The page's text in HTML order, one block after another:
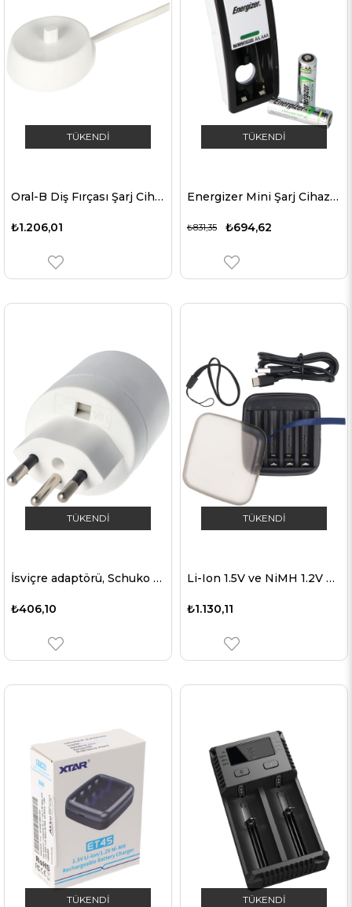
TÜKENDI
Oral-B Diş Fırçası Şarj Cihazı Professional Care 500, Professional Care 2500, PD12, D20, GeniusX, Genius 8000 İçin Uygun
₺1.206,01
TÜKENDI
Energizer Mini Şarj Cihazı, 2 AA NiMH şarj edilebilir pil, 2000mAh fişli şarj cihazı dahil
₺694,62
₺831,35
TÜKENDI
İsviçre adaptörü, Schuko kaplinden İsviçre fişine toprak iletkenli 230 volt ve 10A
₺406,10
TÜKENDI
Li-Ion 1.5V ve NiMH 1.2V piller için Xtar BC4 şarj cihazı AA AAA
₺1.130,11
TÜKENDI TÜKENDI